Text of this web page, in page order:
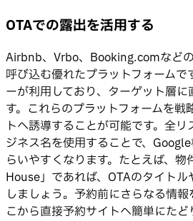
OTAでの露出を活用する
Airbnb、Vrbo、Booking.comなど
呼び込む優れたプラットフォーム
ーが利用しており、ターゲット層
す。これらのプラットフォームを戦
トへ誘導することが可能です。全
ジネス名を使用することで、
らいやすくなります。たとえば、
House」であれば、OTAのタイト
しましょう。予約前にさらなる情
こから直接予約サイトへ簡単にたど